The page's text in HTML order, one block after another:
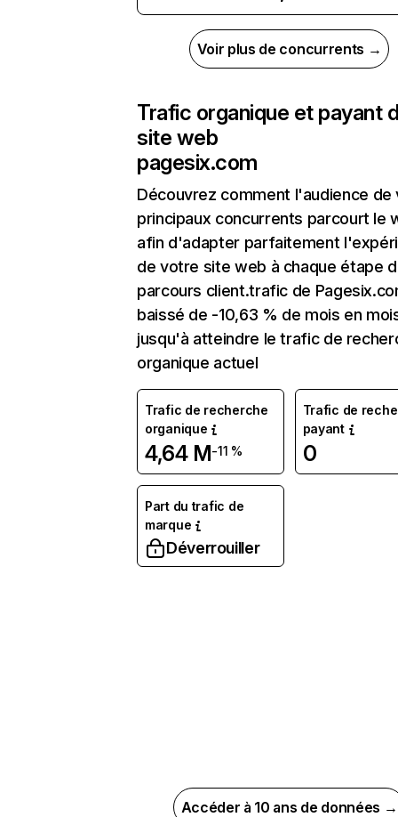
Voir plus de concurrents →
Trafic organique et payant
site web
pagesix.com
Découvrez comment l'audience de
principaux concurrents parcourt le
afin d'adapter parfaitement
de votre site web à chaque étape
parcours client.trafic de
baissé de -10,63 % de mois en
jusqu'à atteindre le trafic de
organique actuel
Trafic de recherche
organique
4,64 M-11 %
Trafic de
payant
0
Part du trafic de
marque
Déverrouiller
Accéder à 10 ans de données →